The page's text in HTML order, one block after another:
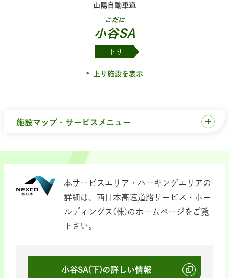
山陽自動車道
こだに
小谷SA
下り
上り施設を表示
施設マップ・サービスメニュー
本サービスエリア・パーキングエリアの
詳細は、西日本高速道路サービス・ホー
ルディングス(株)のホームページをご覧
下さい。
小谷SA(下)の詳しい情報